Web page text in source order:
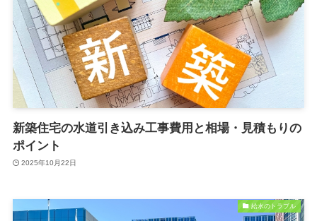
新築住宅の水道引き込み工事費用と相場・見積もりの
ポイント
2025年10月22日
給水のトラブル